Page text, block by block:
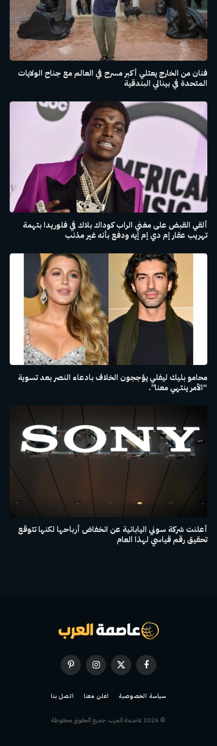
فنان من الخارج يعتلي أكبر مسرح في العالم مع جناح الولايات
المتحدة في بينالي البندقية
ألقي القبض على مغني الراب كوداك بلاك في فلوريدا بتهمة
تهريب عقار إم دي إم إيه ودفع بأنه غير مذنب
محامو بليك ليفلي يؤججون الخلاف بادعاء النصر بعد تسوية
“الأمر ينتهي معنا”.
أعلنت شركة سوني اليابانية عن انخفاض أرباحها لكنها تتوقع
تحقيق رقم قياسي لهذا العام
فيسبوك
X
(Twitter)
الانستغرامبينتيريست
سياسة الخصوصية اعلن معنا اتصل بنا
© 2026 عاصمة العرب. جميع الحقوق محفوظة